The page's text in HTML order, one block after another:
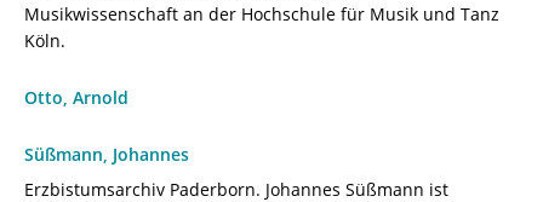
Musikwissenschaft an der Hochschule für Musik und Tanz
Köln.
Otto, Arnold
Süßmann, Johannes
Erzbistumsarchiv Paderborn. Johannes Süßmann ist